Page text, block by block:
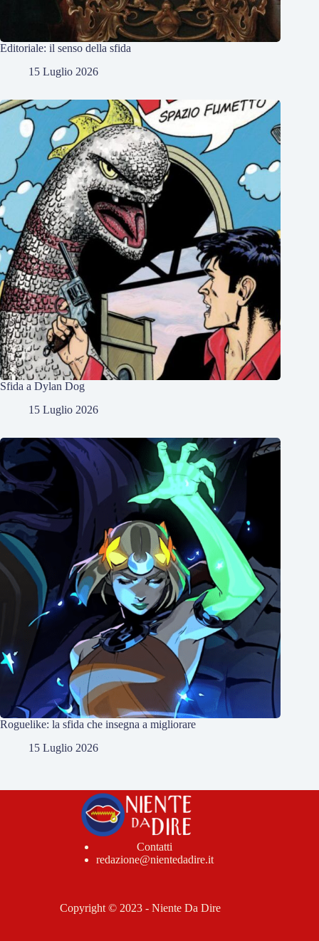
Editoriale: il senso della sfida
15 Luglio 2026
Sfida a Dylan Dog
15 Luglio 2026
Roguelike: la sfida che insegna a migliorare
15 Luglio 2026
Contatti
redazione@nientedadire.it
Copyright © 2023 - Niente Da Dire